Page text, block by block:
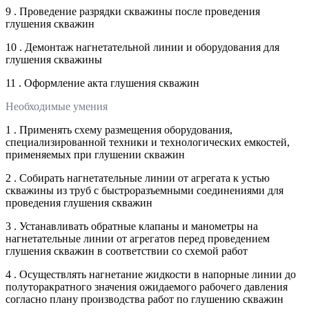
9 . Проведение разрядки скважины после проведения
глушения скважин
10 . Демонтаж нагнетательной линии и оборудования для
глушения скважины
11 . Оформление акта глушения скважин
Необходимые умения
1 . Применять схему размещения оборудования,
специализированной техники и технологических емкостей,
применяемых при глушении скважин
2 . Собирать нагнетательные линии от агрегата к устью
скважины из труб с быстроразъемными соединениями для
проведения глушения скважин
3 . Устанавливать обратные клапаны и манометры на
нагнетательные линии от агрегатов перед проведением
глушения скважин в соответствии со схемой работ
4 . Осуществлять нагнетание жидкости в напорные линии до
полуторакратного значения ожидаемого рабочего давления
согласно плану производства работ по глушению скважин